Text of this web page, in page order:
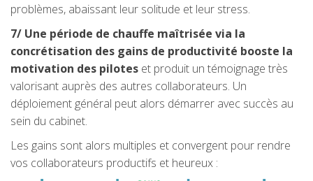
problèmes, abaissant leur solitude et leur stress.
7/ Une période de chauffe maîtrisée via la
concrétisation des gains de productivité booste la
motivation des pilotes et produit un témoignage très
valorisant auprès des autres collaborateurs. Un
déploiement général peut alors démarrer avec succès au
sein du cabinet.
Les gains sont alors multiples et convergent pour rendre
vos collaborateurs productifs et heureux :